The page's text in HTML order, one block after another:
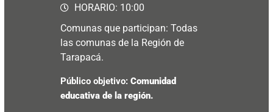
HORARIO: 10:00
Comunas que participan: Todas
las comunas de la Región de
Tarapacá.
Público objetivo:Comunidad
educativa de la región.